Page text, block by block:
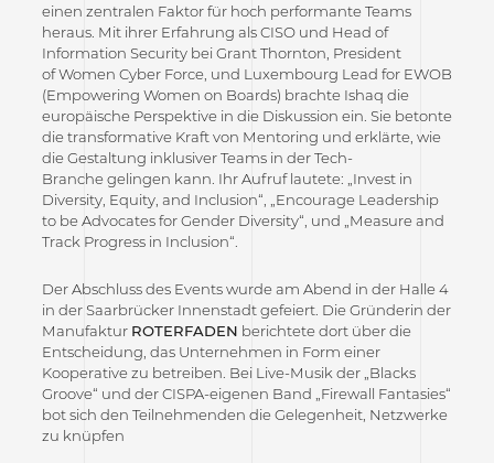
einen zentralen Faktor für hoch performante Teams
heraus. Mit ihrer Erfahrung als CISO und Head of
Information Security bei Grant Thornton, President
of Women Cyber Force, und Luxembourg Lead for EWOB
(Empowering Women on Boards) brachte Ishaq die
europäische Perspektive in die Diskussion ein. Sie betonte
die transformative Kraft von Mentoring und erklärte, wie
die Gestaltung inklusiver Teams in der Tech-
Branche gelingen kann. Ihr Aufruf lautete: „Invest in
Diversity, Equity, and Inclusion“, „Encourage Leadership
to be Advocates for Gender Diversity“, und „Measure and
Track Progress in Inclusion“.
Der Abschluss des Events wurde am Abend in der Halle 4
in der Saarbrücker Innenstadt gefeiert. Die Gründerin der
Manufaktur ROTERFADEN berichtete dort über die
Entscheidung, das Unternehmen in Form einer
Kooperative zu betreiben. Bei Live-Musik der „Blacks
Groove“ und der CISPA-eigenen Band „Firewall Fantasies“
bot sich den Teilnehmenden die Gelegenheit, Netzwerke
zu knüpfen